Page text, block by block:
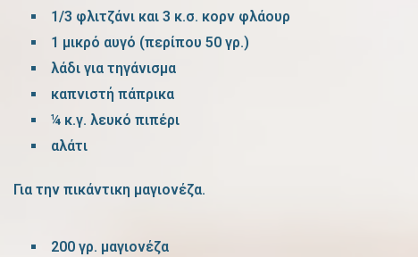
1/3 φλιτζάνι και 3 κ.σ. κορν φλάουρ
1 μικρό αυγό (περίπου 50 γρ.)
λάδι για τηγάνισμα
καπνιστή πάπρικα
¼ κ.γ. λευκό πιπέρι
αλάτι
Για την πικάντικη μαγιονέζα.
200 γρ. μαγιονέζα